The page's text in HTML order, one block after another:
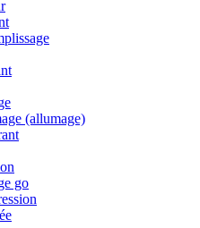
(allumage)
go